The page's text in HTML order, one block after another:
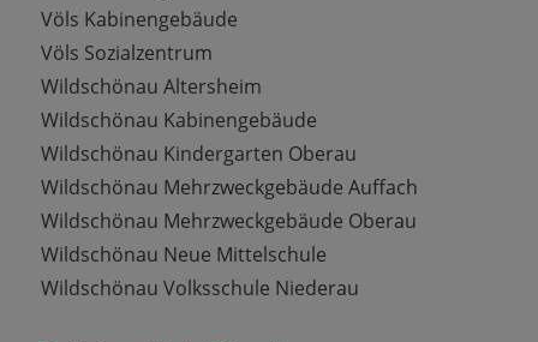
Völs Kabinengebäude
Völs Sozialzentrum
Wildschönau Altersheim
Wildschönau Kabinengebäude
Wildschönau Kindergarten Oberau
Wildschönau Mehrzweckgebäude Auffach
Wildschönau Mehrzweckgebäude Oberau
Wildschönau Neue Mittelschule
Wildschönau Volksschule Niederau